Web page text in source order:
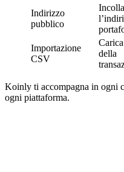
Indirizzo
pubblico
Incolla
Importazione
CSV
della
Koinly ti accompagna in ogni
ogni piattaforma.